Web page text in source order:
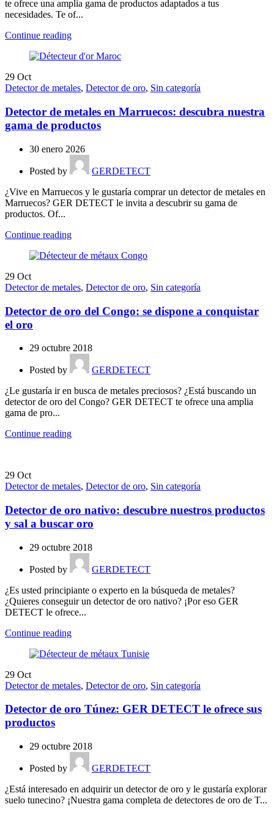
te ofrece una amplia gama de productos adaptados a tus
necesidades. Te of...
Continue reading
29 Oct
Detector de metales, Detector de oro, Sin categoría
Detector de metales en Marruecos: descubra nuestra
gama de productos
30 enero 2026
Posted by
GERDETECT
¿Vive en Marruecos y le gustaría comprar un detector de metales en
Marruecos? GER DETECT le invita a descubrir su gama de
productos. Of...
Continue reading
29 Oct
Detector de metales, Detector de oro, Sin categoría
Detector de oro del Congo: se dispone a conquistar
el oro
29 octubre 2018
Posted by
GERDETECT
¿Le gustaría ir en busca de metales preciosos? ¿Está buscando un
detector de oro del Congo? GER DETECT te ofrece una amplia
gama de pro...
Continue reading
29 Oct
Detector de metales, Detector de oro, Sin categoría
Detector de oro nativo: descubre nuestros productos
y sal a buscar oro
29 octubre 2018
Posted by
GERDETECT
¿Es usted principiante o experto en la búsqueda de metales?
¿Quieres conseguir un detector de oro nativo? ¡Por eso GER
DETECT le ofrece...
Continue reading
29 Oct
Detector de metales, Detector de oro, Sin categoría
Detector de oro Túnez: GER DETECT le ofrece sus
productos
29 octubre 2018
Posted by
GERDETECT
¿Está interesado en adquirir un detector de oro y le gustaría explorar
suelo tunecino? ¡Nuestra gama completa de detectores de oro de T...